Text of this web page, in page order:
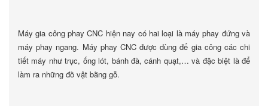
Máy gia công phay CNC hiện nay có hai loại là máy phay đứng và
máy phay ngang. Máy phay CNC được dùng để gia công các chi
tiết máy như trục, ống lót, bánh đà, cánh quạt,… và đặc biệt là để
làm ra những đồ vật bằng gỗ.